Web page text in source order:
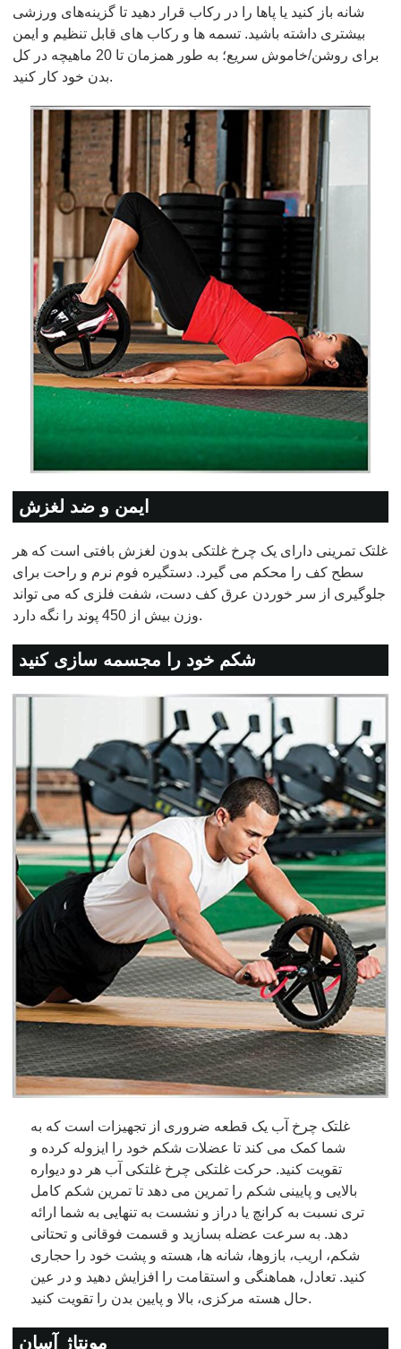
شانه باز کنید یا پاها را در رکاب قرار دهید تا گزینه‌های ورزشی
بیشتری داشته باشید. تسمه ها و رکاب های قابل تنظیم و ایمن
برای روشن/خاموش سریع؛ به طور همزمان تا 20 ماهیچه در کل
بدن خود کار کنید.
ایمن و ضد لغزش
غلتک تمرینی دارای یک چرخ غلتکی بدون لغزش بافتی است که هر
سطح کف را محکم می گیرد. دستگیره فوم نرم و راحت برای
جلوگیری از سر خوردن عرق کف دست، شفت فلزی که می تواند
وزن بیش از 450 پوند را نگه دارد.
شکم خود را مجسمه سازی کنید
غلتک چرخ آب یک قطعه ضروری از تجهیزات است که به
شما کمک می کند تا عضلات شکم خود را ایزوله کرده و
تقویت کنید. حرکت غلتکی چرخ غلتکی آب هر دو دیواره
بالایی و پایینی شکم را تمرین می دهد تا تمرین شکم کامل
تری نسبت به کرانچ یا دراز و نشست به تنهایی به شما ارائه
دهد. به سرعت عضله بسازید و قسمت فوقانی و تحتانی
شکم، اریب، بازوها، شانه ها، هسته و پشت خود را حجاری
کنید. تعادل، هماهنگی و استقامت را افزایش دهید و در عین
حال هسته مرکزی، بالا و پایین بدن را تقویت کنید.
مونتاژ آسان